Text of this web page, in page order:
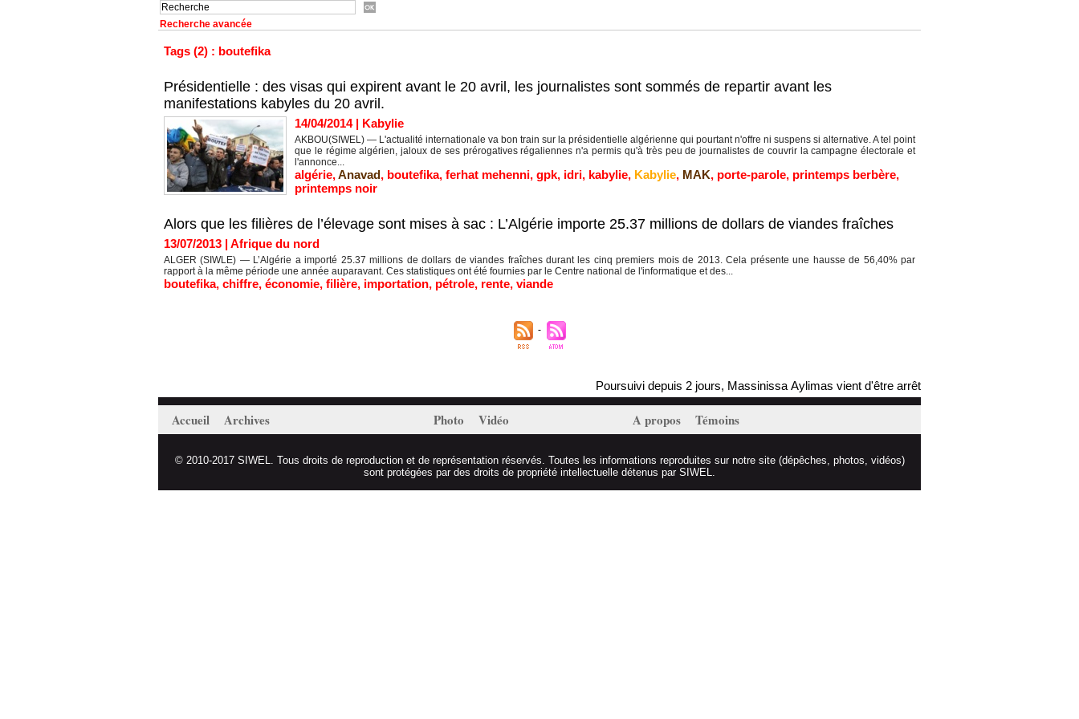
Recherche avancée
Tags (2) : boutefika
Présidentielle : des visas qui expirent avant le 20 avril, les journalistes sont sommés de repartir avant les
manifestations kabyles du 20 avril.
14/04/2014| Kabylie
AKBOU(SIWEL) — L'actualité internationale va bon train sur la présidentielle algérienne qui pourtant n'offre ni suspens si alternative. A tel point
que le régime algérien, jaloux de ses prérogatives régaliennes n'a permis qu'à très peu de journalistes de couvrir la campagne électorale et
l'annonce...
algérie,Anavad, boutefika, ferhat mehenni, gpk, idri, kabylie, Kabylie, MAK, porte-parole, printemps berbère,
printemps noir
Alors que les filières de l’élevage sont mises à sac : L’Algérie importe 25.37 millions de dollars de viandes fraîches
13/07/2013 | Afrique du nord
ALGER (SIWLE) — L’Algérie a importé 25.37 millions de dollars de viandes fraîches durant les cinq premiers mois de 2013. Cela présente une hausse de 56,40% par
rapport à la même période une année auparavant. Ces statistiques ont été fournies par le Centre national de l'informatique et des...
boutefika, chiffre, économie, filière, importation, pétrole, rente, viande
Poursuivi depuis 2 jours, Massinissa Aylimas vient d'être arrêté par les autorités coloniales
Accueil Archives Photo Vidéo A propos Témoins
© 2010-2017 SIWEL. Tous droits de reproduction et de représentation réservés. Toutes les informations reproduites sur notre site (dépêches, photos, vidéos)
sont protégées par des droits de propriété intellectuelle détenus par SIWEL.